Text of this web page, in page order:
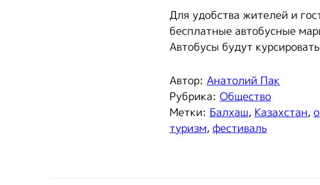
Для удобства жителей и
бесплатные автобусные
Автобусы будут
Автор: Анатолий Пак
Рубрика: Общество
Метки: Балхаш, Казахстан,
туризм, фестиваль